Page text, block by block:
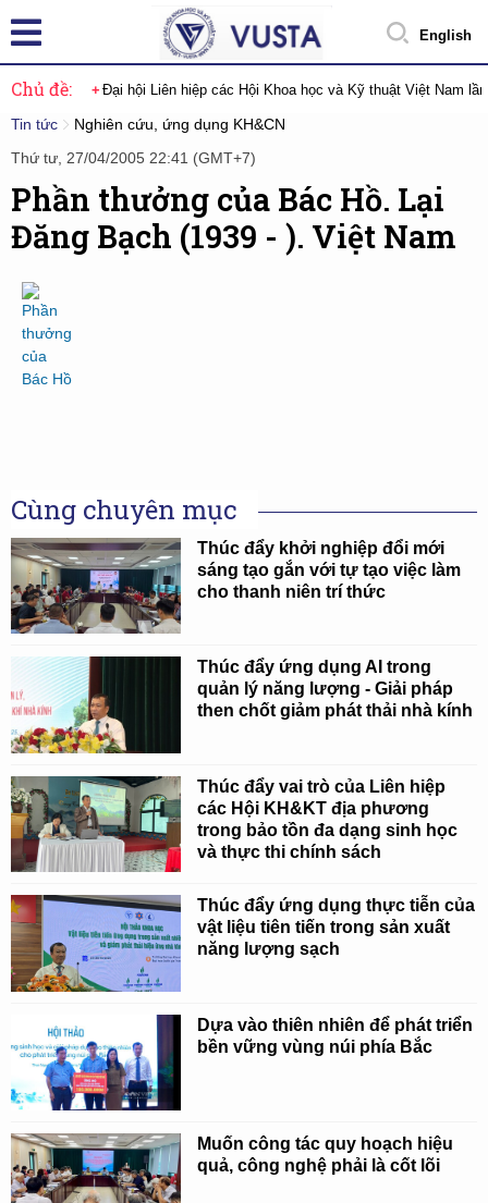
English
Chủ đề: Đại hội Liên hiệp các Hội Khoa học và Kỹ thuật Việt Nam
Tin tức
Nghiên cứu, ứng dụng KH&CN
Thứ tư, 27/04/2005 22:41 (GMT+7)
Phần thưởng của Bác Hồ. Lại
Đăng Bạch (1939 - ). Việt Nam
Cùng chuyên mục
Thúc đẩy khởi nghiệp đổi mới
sáng tạo gắn với tự tạo việc làm
cho thanh niên trí thức
Thúc đẩy ứng dụng AI trong
quản lý năng lượng - Giải pháp
then chốt giảm phát thải nhà kính
Thúc đẩy vai trò của Liên hiệp
các Hội KH&KT địa phương
trong bảo tồn đa dạng sinh học
và thực thi chính sách
Thúc đẩy ứng dụng thực tiễn của
vật liệu tiên tiến trong sản xuất
năng lượng sạch
Dựa vào thiên nhiên để phát triển
bền vững vùng núi phía Bắc
Muốn công tác quy hoạch hiệu
quả, công nghệ phải là cốt lõi